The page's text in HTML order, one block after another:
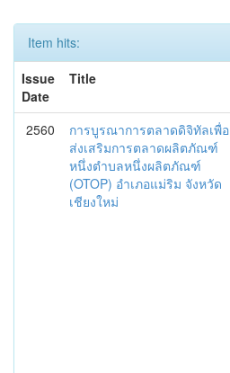
Item hits:
Issue
Date
Title
2560
การบูรณาการตลาดดิจิทัลเพื่อ
ส่งเสริมการตลาดผลิตภัณฑ์
หนึ่งตำบลหนึ่งผลิตภัณฑ์
(OTOP) อำเภอแม่ริม จังหวัด
เชียงใหม่